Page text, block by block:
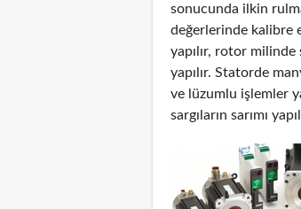
sonucunda ilkin
değerlerinde kalibre
yapılır, rotor milinde
yapılır. Statorde
ve lüzumlu işlemler
sargıların sarımı